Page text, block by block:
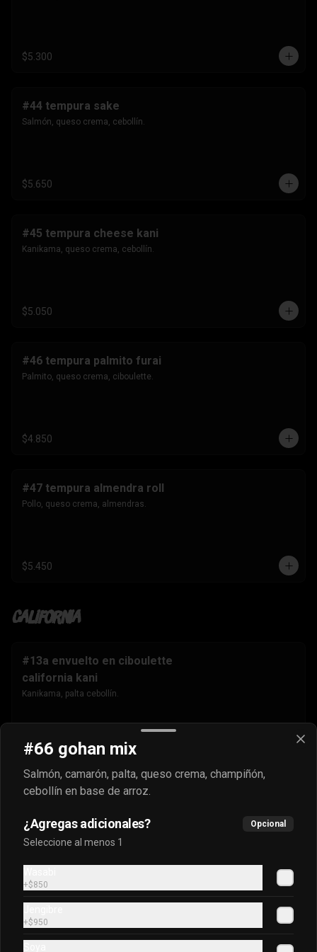
$5.300
#44 tempura sake
Salmón, queso crema, cebollín.
$5.650
#45 tempura cheese kani
Kanikama, queso crema, cebollín.
$5.050
#46 tempura palmito furai
Palmito, queso crema, ciboulette.
$4.850
#47 tempura almendra roll
Pollo, queso crema, almendras.
$5.450
California
#13a envuelto en ciboulette
california kani
Kanikama, palta cebollín.
#13b envuelto en masago
Kanikama, palta cebollín.
$4.500
#13c envuelto en sésamo
california kani
#66 gohan mix
Salmón, camarón, palta, queso crema, champiñón,
cebollín en base de arroz.
¿Agregas adicionales? Opcional
Seleccione al menos 1
+$850
+$950